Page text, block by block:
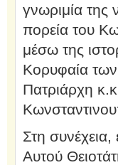
γνωριμία της
πορεία του
μέσω της
Κορυφαία
Πατριάρχη
Στη
Αυτού